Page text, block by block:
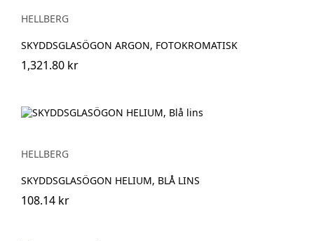
HELLBERG
SKYDDSGLASÖGON ARGON, FOTOKROMATISK
1,321.80 kr
HELLBERG
SKYDDSGLASÖGON HELIUM, BLÅ LINS
108.14 kr